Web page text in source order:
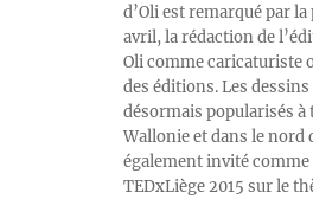
d’Oli est remarqué par
avril, la rédaction de
Oli comme caricaturiste
des éditions. Les
désormais popularisés à
Wallonie et dans le nord
également invité
TEDxLiège 2015 sur le